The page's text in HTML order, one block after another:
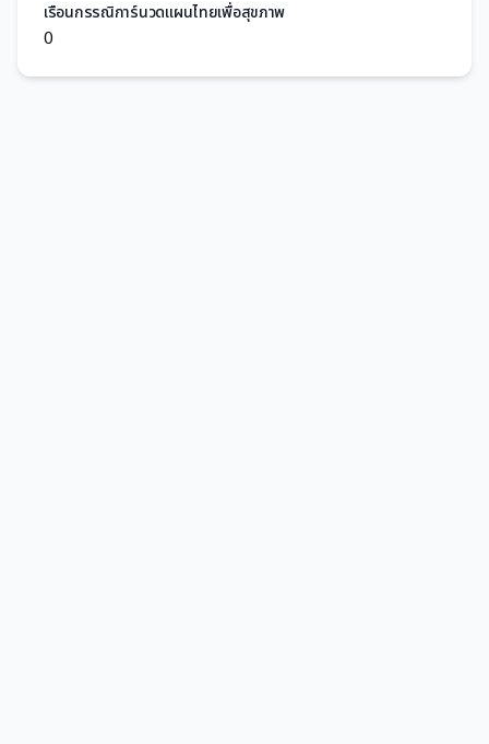
เรือนกรรณิการ์นวดแผนไทยเพื่อสุขภาพ
0